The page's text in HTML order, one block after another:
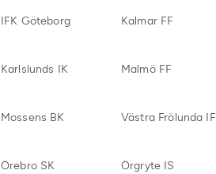
IFK Göteborg Kalmar FF
Karlslunds IK Malmö FF
Mossens BK Västra Frölunda IF
Örebro SK Örgryte IS